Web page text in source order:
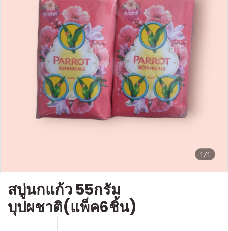
1/1
สบู่นกแก้ว 55กรัม
บุปผชาติ(แพ็ค6ชิ้น)